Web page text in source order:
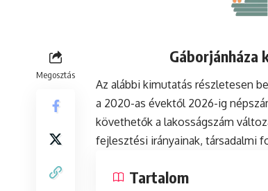
Megosztás
Gáborjánháza
Az alábbi kimutatás részletesen
a 2020-as évektől 2026-ig
követhetők a lakosságszám
fejlesztési irányainak, társadalmi
Tartalom